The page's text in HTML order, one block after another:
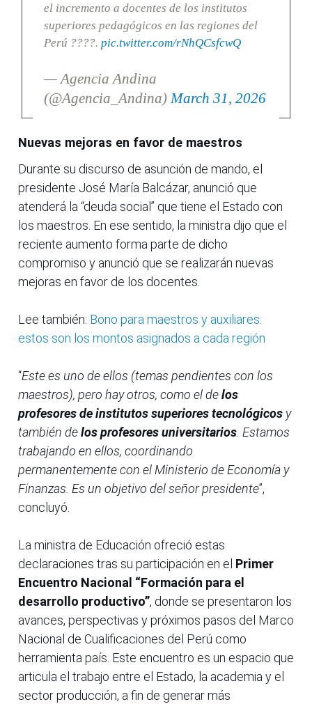
el incremento a docentes de los institutos
superiores pedagógicos en las regiones del
Perú ????. pic.twitter.com/rNhQCsfcwQ
— Agencia Andina
(@Agencia_Andina) March 31, 2026
Nuevas mejoras en favor de maestros
Durante su discurso de asunción de mando, el
presidente José María Balcázar, anunció que
atenderá la “deuda social” que tiene el Estado con
los maestros. En ese sentido, la ministra dijo que el
reciente aumento forma parte de dicho
compromiso y anunció que se realizarán nuevas
mejoras en favor de los docentes.
Lee también: Bono para maestros y auxiliares:
estos son los montos asignados a cada región
“Este es uno de ellos (temas pendientes con los
maestros), pero hay otros, como el delos
profesores de institutos superiores tecnológicos y
también delos profesores universitarios. Estamos
trabajando en ellos, coordinando
permanentemente con el Ministerio de Economía y
Finanzas. Es un objetivo del señor presidente”,
concluyó.
La ministra de Educación ofreció estas
declaraciones tras su participación en el Primer
Encuentro Nacional “Formación para el
desarrollo productivo”, donde se presentaron los
avances, perspectivas y próximos pasos del Marco
Nacional de Cualificaciones del Perú como
herramienta país. Este encuentro es un espacio que
articula el trabajo entre el Estado, la academia y el
sector producción, a fin de generar más